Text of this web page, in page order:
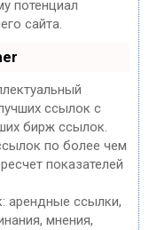
потенциал
сайта.
ссылок с
бирж ссылок.
по более чем
показателей
арендные ссылки,
мнения,